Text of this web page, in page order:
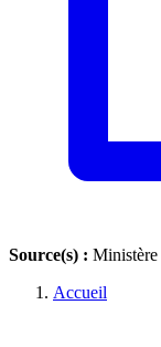
Source(s) :
Accueil